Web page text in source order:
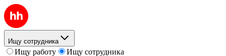
Ищу сотрудника
Ищу работу
Ищу сотрудника